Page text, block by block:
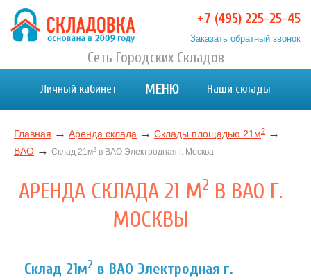
Хранение вещей в Москве и МО. Склад временного
Хранение вещей в Москве и МО. Склад временного хранения. Складовка
+7 (495) 225-25-45
Заказать обратный звонок
Сеть Городских Складов
Личный кабинет МЕНЮ Наши склады
Главная → Аренда склада → Склады площадью 21м2 →
ВАО → Склад 21м2 в ВАО Электродная г. Москва
АРЕНДА СКЛАДА 21 М2В ВАО Г.
МОСКВЫ
Склад 21м2 в ВАО Электродная г.